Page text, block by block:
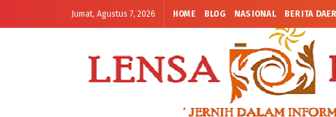
Jumat, Agustus 7, 2026 HOME BLOG NASIONAL BERITA